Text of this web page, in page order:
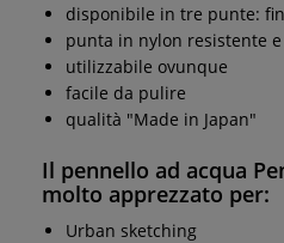
disponibile in tre punte:
punta in nylon resistente
utilizzabile ovunque
facile da pulire
qualità "Made in Japan"
Il pennello ad acqua
molto apprezzato per:
Urban sketching